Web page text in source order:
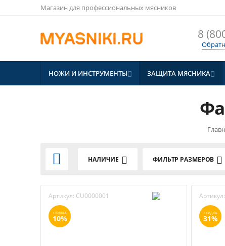
Магазин для профессиональных мясников
8
НОЖИ И ИНСТРУМЕНТЫ ЗАЩИТА МЯСНИКА
 НАЛИЧИЕ ФИЛЬТР РАЗМЕРОВ
Артикул: CU0000001
СКИДКА
10%
Артикул:
СКИДКА
31%